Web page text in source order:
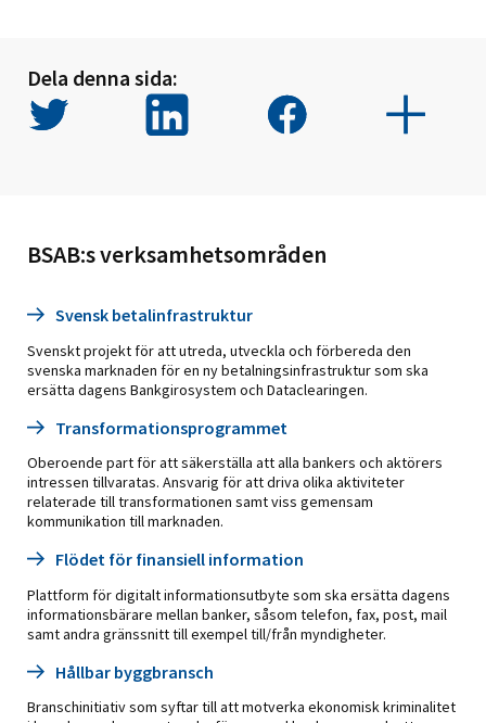
Dela denna sida:
BSAB:s verksamhetsområden
Svensk betalinfrastruktur
Svenskt projekt för att utreda, utveckla och förbereda den
svenska marknaden för en ny betalningsinfrastruktur som ska
ersätta dagens Bankgirosystem och Dataclearingen.
Transformationsprogrammet
Oberoende part för att säkerställa att alla bankers och aktörers
intressen tillvaratas. Ansvarig för att driva olika aktiviteter
relaterade till transformationen samt viss gemensam
kommunikation till marknaden.
Flödet för finansiell information
Plattform för digitalt informationsutbyte som ska ersätta dagens
informationsbärare mellan banker, såsom telefon, fax, post, mail
samt andra gränssnitt till exempel till/från myndigheter.
Hållbar byggbransch
Branschinitiativ som syftar till att motverka ekonomisk kriminalitet